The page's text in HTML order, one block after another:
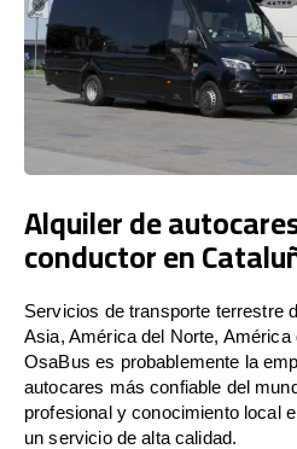
Alquiler de
conductor en
Servicios de transporte terrestre
Asia, América del Norte,
OsaBus es probablemente la
autocares más confiable del
profesional y conocimiento local
un servicio de alta calidad.